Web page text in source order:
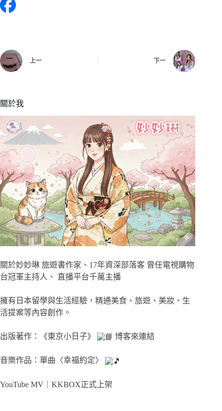
上一 下一
關於我
關於妙妙琳 旅遊書作家、17年資深部落客 曾任電視購物
台冠軍主持人、 直播平台千萬主播
擁有日本留學與生活經驗，精通美食、旅遊、美妝、生
活提案等內容創作。
出版著作：《東京小日子》 博客來連結
音樂作品：單曲〈幸福約定〉
YouTube MV｜ KKBOX正式上架